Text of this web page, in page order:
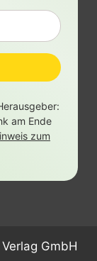
am Ende
zum
GmbH